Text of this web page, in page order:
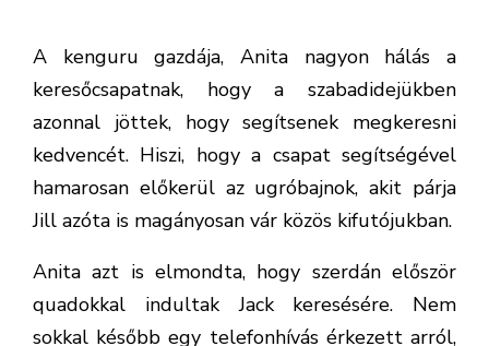
A kenguru gazdája, Anita nagyon hálás a
keresőcsapatnak, hogy a szabadidejükben
azonnal jöttek, hogy segítsenek megkeresni
kedvencét. Hiszi, hogy a csapat segítségével
hamarosan előkerül az ugróbajnok, akit párja
Jill azóta is magányosan vár közös kifutójukban.
Anita azt is elmondta, hogy szerdán először
quadokkal indultak Jack keresésére. Nem
sokkal később egy telefonhívás érkezett arról,